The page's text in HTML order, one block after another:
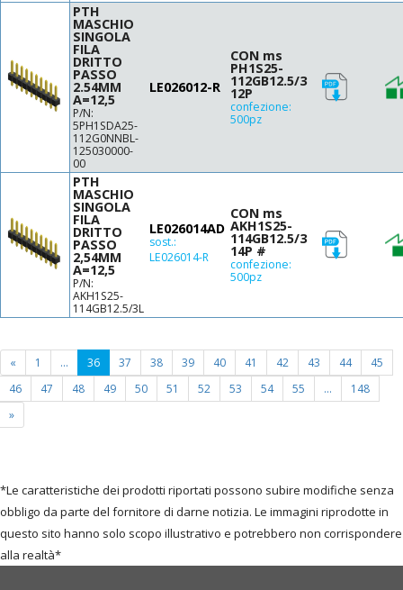
PTH
MASCHIO
SINGOLA
FILA
DRITTO
PASSO
2.54MM
A=12,5
P/N:
5PH1SDA25-
112G0NNBL-
125030000-
00
LE026012-R
CON ms
PH1S25-
112GB12.5/3
12P
confezione:
500pz
PTH
MASCHIO
SINGOLA
FILA
DRITTO
PASSO
2,54MM
A=12,5
P/N:
AKH1S25-
114GB12.5/3L
LE026014AD
sost.:
LE026014-R
CON ms
AKH1S25-
114GB12.5/3
14P #
confezione:
500pz
« 1 ... 36(current
page)
37 38 39 40 41 42 43 44
45
46
47 48 49 50 51 52 53 54 55 ...
148
»
*Le caratteristiche dei prodotti riportati possono subire modifiche senza
obbligo da parte del fornitore di darne notizia. Le immagini riprodotte in
questo sito hanno solo scopo illustrativo e potrebbero non corrispondere
alla realtà*